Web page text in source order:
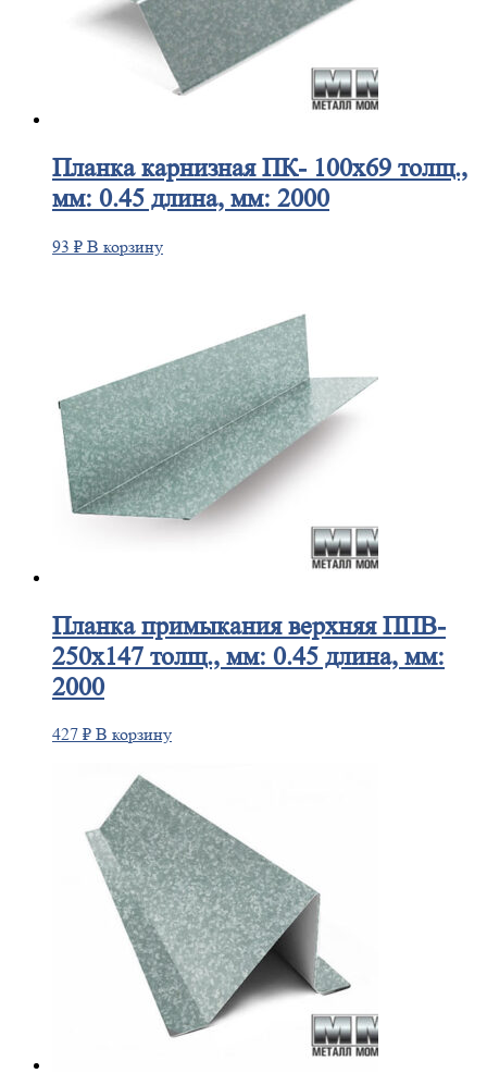
Планкакарнизная ПК- 100х69 толщ.,
мм: 0.45 длина, мм: 2000
93 ₽ В корзину
Планкапримыкания верхняя ППВ-
250х147 толщ., мм: 0.45 длина, мм:
2000
427 ₽ В корзину